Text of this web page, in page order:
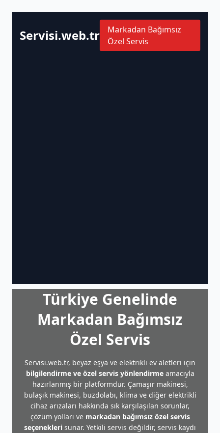
Servisi.web.tr
Markadan Bağımsız
Özel Servis
Türkiye Genelinde
Markadan Bağımsız
Özel Servis
Servisi.web.tr, beyaz eşya ve elektrikli ev aletleri için
bilgilendirme ve özel servis yönlendirmeamacıyla
hazırlanmış bir platformdur. Çamaşır makinesi,
bulaşık makinesi, buzdolabı, klima ve diğer elektrikli
cihaz arızaları hakkında sık karşılaşılan sorunlar,
çözüm yolları ve markadan bağımsız özel servis
seçenekleri sunar. Yetkili servis değildir, servis kaydı